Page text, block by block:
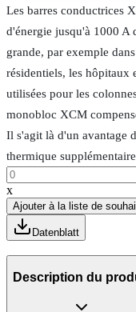
Les barres conductrices
d'énergie jusqu'à 1000 A
grande, par exemple
résidentiels, les hôpitaux
utilisées pour les
monobloc XCM
Il s'agit là d'un avantage
thermique
x
Ajouter à la liste de
Datenblatt
Description du